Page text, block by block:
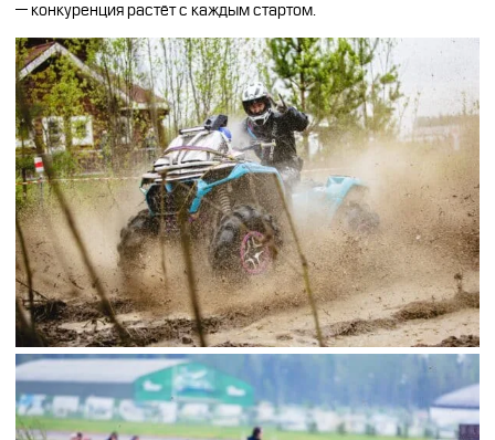
— конкуренция растёт с каждым стартом.